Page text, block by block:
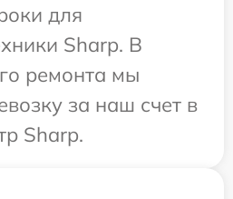
для
Sharp. В
ремонта мы
за наш счет в
Sharp.